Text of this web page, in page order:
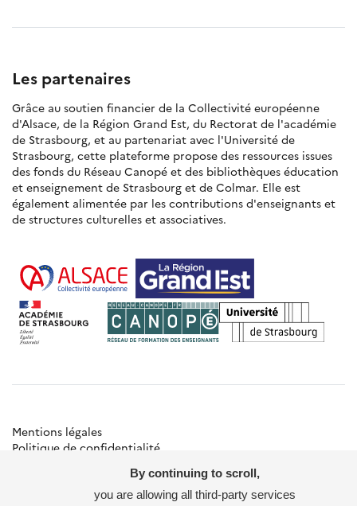
Les partenaires
Grâce au soutien financier de la Collectivité européenne
d'Alsace, de la Région Grand Est, du Rectorat de l'académie
de Strasbourg, et au partenariat avec l'Université de
Strasbourg, cette plateforme propose des ressources issues
des fonds du Réseau Canopé et des bibliothèques éducation
et enseignement de Strasbourg et de Colmar. Elle est
également alimentée par les contributions d'enseignants et
de structures culturelles et associatives.
Mentions légales
Politique de confidentialité
By continuing to scroll,
you are allowing all third-party services